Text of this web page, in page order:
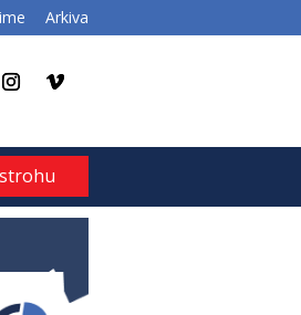
Arkiva